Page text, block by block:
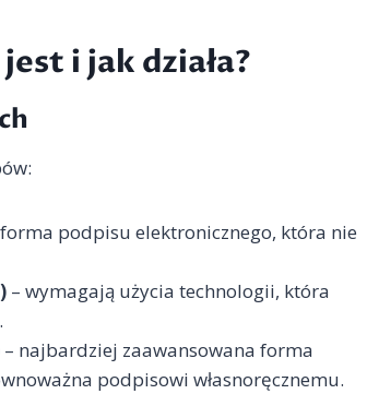
i jak działa?
podpisu elektronicznego, która nie
– wymagają użycia technologii, która
– najbardziej zaawansowana forma
podpisowi własnoręcznemu.